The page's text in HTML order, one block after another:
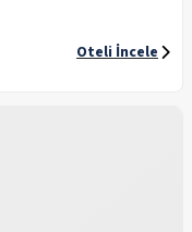
Oteli İncele